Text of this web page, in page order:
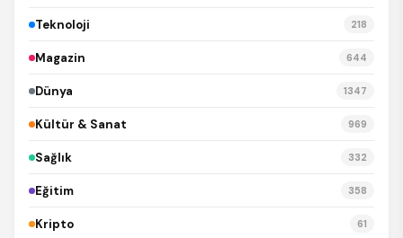
Teknoloji 218
Magazin 644
Dünya 1347
Kültür & Sanat 969
Sağlık 332
Eğitim 358
Kripto 61